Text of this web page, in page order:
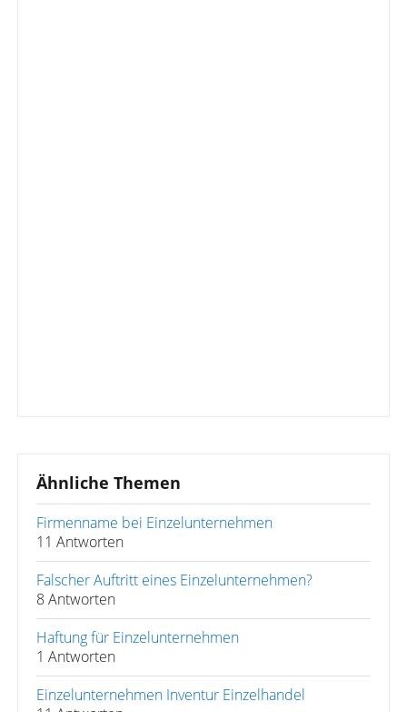
Ähnliche Themen
Firmenname bei Einzelunternehmen
11 Antworten
Falscher Auftritt eines Einzelunternehmen?
8 Antworten
Haftung für Einzelunternehmen
1 Antworten
Einzelunternehmen Inventur Einzelhandel